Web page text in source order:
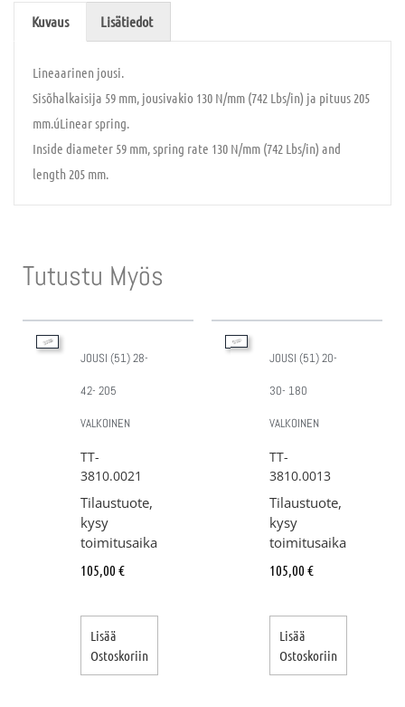
Kuvaus Lisätiedot
Lineaarinen jousi.
Sisõhalkaisija 59 mm, jousivakio 130 N/mm (742 Lbs/in) ja pituus 205
mm.úLinear spring.
Inside diameter 59 mm, spring rate 130 N/mm (742 Lbs/in) and
length 205 mm.
Tutustu Myös
JOUSI (51) 28-
42- 205
VALKOINEN
TT-
3810.0021
Tilaustuote,
kysy
toimitusaika
105,00 €
Lisää
Ostoskoriin
JOUSI (51) 20-
30- 180
VALKOINEN
TT-
3810.0013
Tilaustuote,
kysy
toimitusaika
105,00 €
Lisää
Ostoskoriin